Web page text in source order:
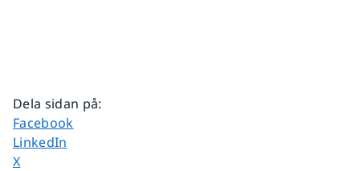
Dela sidan på:
Dela sidan på
Facebook
Dela sidan på
LinkedIn
Dela sidan på
X